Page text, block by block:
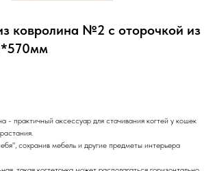
ковролина №2 с оторочкой из
- практичный аксессуар для стачивания когтей у кошек
сохранив мебель и другие предметы интерьера